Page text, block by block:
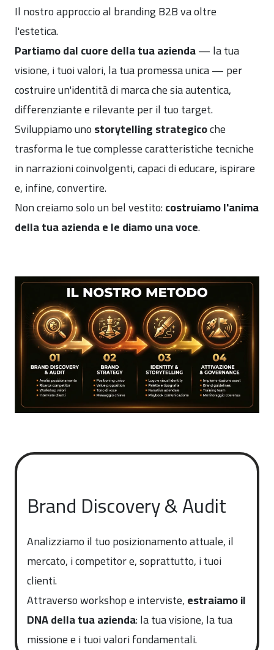
Il nostro approccio al branding B2B va oltre
l'estetica.
Partiamo dal cuore della tua azienda— la tua
visione, i tuoi valori, la tua promessa unica — per
costruire un'identità di marca che sia autentica,
differenziante e rilevante per il tuo target.
Sviluppiamo unostorytelling strategicoche
trasforma le tue complesse caratteristiche tecniche
in narrazioni coinvolgenti, capaci di educare, ispirare
e, infine, convertire.
Non creiamo solo un bel vestito:costruiamo l'anima
della tua aziendae le diamo una voce.
Brand Discovery & Audit
Analizziamo il tuo posizionamento attuale, il
mercato, i competitor e, soprattutto, i tuoi
clienti.
Attraverso workshop e interviste,estraiamo il
DNA della tua azienda: la tua visione, la tua
missione e i tuoi valori fondamentali.